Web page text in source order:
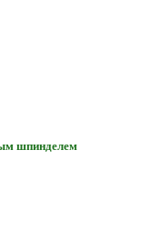
шпинделем